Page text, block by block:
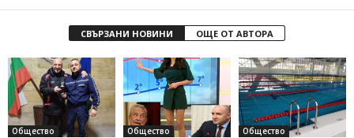
СВЪРЗАНИ НОВИНИ ОЩЕ ОТ АВТОРА
Общество Общество Общество